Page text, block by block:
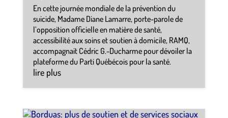
En cette journée mondiale de la prévention du
suicide, Madame Diane Lamarre, porte-parole de
l’opposition officielle en matière de santé,
accessibilité aux soins et soutien à domicile, RAMQ,
accompagnait Cédric G.-Ducharme pour dévoiler la
plateforme du Parti Québécois pour la santé.
lire plus